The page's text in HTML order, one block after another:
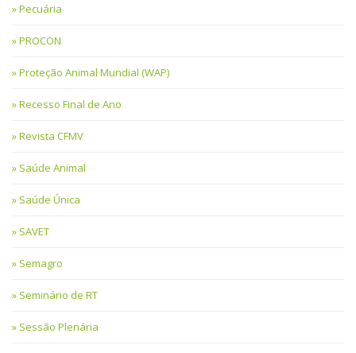
Pecuária
PROCON
Proteção Animal Mundial (WAP)
Recesso Final de Ano
Revista CFMV
Saúde Animal
Saúde Única
SAVET
Semagro
Seminário de RT
Sessão Plenária